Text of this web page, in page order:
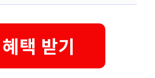
택 받기